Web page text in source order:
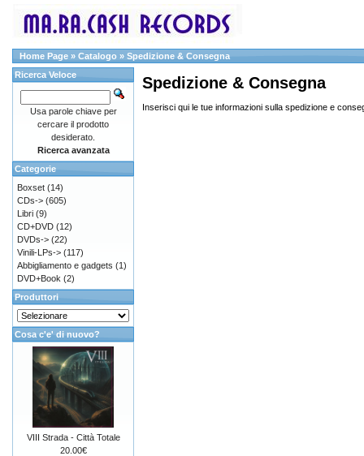
Home Page » Catalogo » Spedizione & Consegna
Spedizione & Consegna
Inserisci qui le tue informazioni sulla spedizione e
Ricerca Veloce
Usa parole chiave per
cercare il prodotto
desiderato.
Ricerca avanzata
Categorie
Boxset (14)
CDs-> (605)
Libri (9)
CD+DVD (12)
DVDs-> (22)
Vinili-LPs-> (117)
Abbigliamento e gadgets (1)
DVD+Book (2)
Produttori
Cosa c'e' di nuovo?
VIII Strada - Città Totale
20.00€